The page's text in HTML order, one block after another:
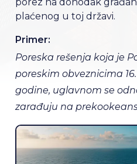
plaćenog u toj državi.
Primer:
Poreska rešenja koja je
poreskim obveznicima
godine, uglavnom se
zarađuju na